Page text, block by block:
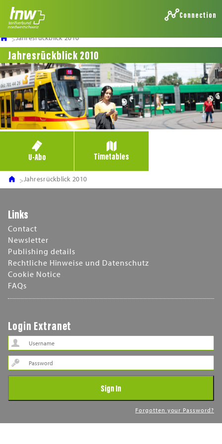
Connection
Jahresrückblick 2010
Jahresrückblick 2010
U-Abo Timetables
Jahresrückblick 2010
Links
Contact
Newsletter
Publishing details
Rechtliche Hinweise und Datenschutz
Cookie Notice
FAQs
Login Extranet
Password
Sign In
Forgotten your Password?